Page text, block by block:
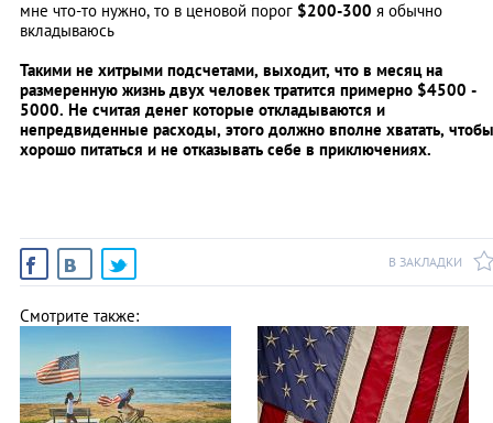
мне что-то нужно, то в ценовой порог $200-300 я обычно
вкладываюсь
Такими не хитрыми подсчетами, выходит, что в месяц на
размеренную жизнь двух человек тратится примерно $4500 -
5000. Не считая денег которые откладываются и
непредвиденные расходы, этого должно вполне хватать, чтобы
хорошо питаться и не отказывать себе в приключениях.
В ЗАКЛАДКИ
Смотрите также: